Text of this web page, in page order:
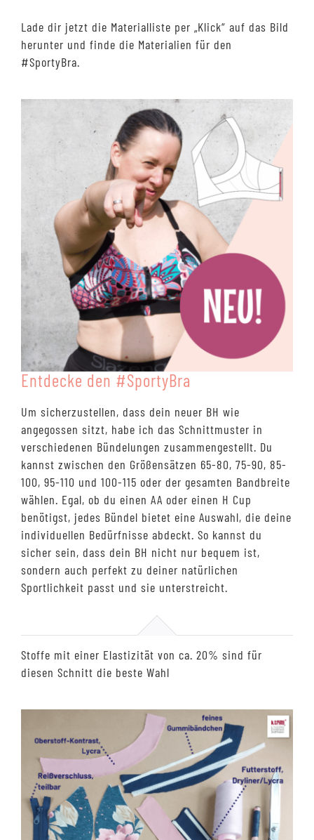
Lade dir jetzt die Materialliste per „Klick“ auf das Bild
herunter und finde die Materialien für den
#SportyBra.
Entdecke den #SportyBra
Um sicherzustellen, dass dein neuer BH wie
angegossen sitzt, habe ich das Schnittmuster in
verschiedenen Bündelungen zusammengestellt. Du
kannst zwischen den Größensätzen 65-80, 75-90, 85-
100, 95-110 und 100-115 oder der gesamten Bandbreite
wählen. Egal, ob du einen AA oder einen H Cup
benötigst, jedes Bündel bietet eine Auswahl, die deine
individuellen Bedürfnisse abdeckt. So kannst du
sicher sein, dass dein BH nicht nur bequem ist,
sondern auch perfekt zu deiner natürlichen
Sportlichkeit passt und sie unterstreicht.
Stoffe mit einer Elastizität von ca. 20% sind für
diesen Schnitt die beste Wahl